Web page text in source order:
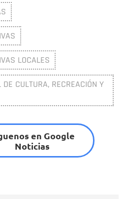
LOCALES
CULTURA, RECREACIÓN Y
en Google
Noticias